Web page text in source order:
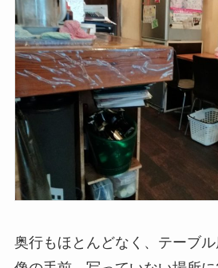
奥行もほとんどなく、テーブ